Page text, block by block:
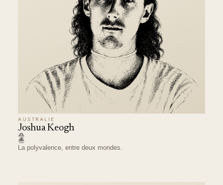
AUSTRALIE
Joshua Keogh
La polyvalence, entre deux mondes.